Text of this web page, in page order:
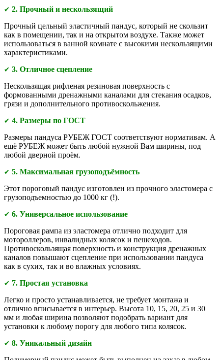
✔ 2. Прочный и нескользящий
Прочный цельный эластичный пандус, который не скользит
как в помещении, так и на открытом воздухе. Также может
использоваться в ванной комнате с высокими нескользящими
характеристиками.
✔ 3. Отличное сцепление
Нескользящая рифленая резиновая поверхность с
формованными дренажными каналами для стекания осадков,
грязи и дополнительного противоскольжения.
✔ 4. Размеры по ГОСТ
Размеры пандуса РУБЕЖ ГОСТ соответствуют нормативам. А
ещё РУБЕЖ может быть любой нужной Вам ширины, под
любой дверной проём.
✔ 5. Максимальная грузоподъёмность
Этот пороговый пандус изготовлен из прочного эластомера с
грузоподъемностью до 1000 кг (!).
✔ 6. Универсальное использование
Пороговая рампа из эластомера отлично подходит для
мотороллеров, инвалидных колясок и пешеходов.
Противоскользящая поверхность и конструкция дренажных
каналов повышают сцепление при использовании пандуса
как в сухих, так и во влажных условиях.
✔ 7. Простая установка
Легко и просто устанавливается, не требует монтажа и
отлично вписывается в интерьер. Высота 10, 15, 20, 25 и 30
мм и любая ширина позволяют подобрать вариант для
установки к любому порогу для любого типа колясок.
✔ 8. Уникальный дизайн